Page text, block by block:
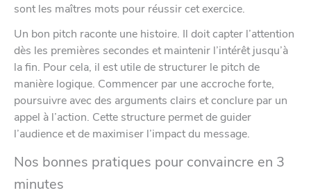
sont les maîtres mots pour réussir cet exercice.
Un bon pitch raconte une histoire. Il doit capter l’attention
dès les premières secondes et maintenir l’intérêt jusqu’à
la fin. Pour cela, il est utile de structurer le pitch de
manière logique. Commencer par une accroche forte,
poursuivre avec des arguments clairs et conclure par un
appel à l’action. Cette structure permet de guider
l’audience et de maximiser l’impact du message.
Nos bonnes pratiques pour convaincre en 3
minutes